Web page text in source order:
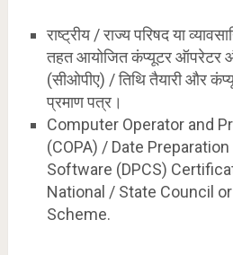
राष्ट्रीय / राज्य परिषद या
तहत आयोजित कंप्यूटर ऑपरेटर
(सीओपीए) / तिथि तैयारी और
प्रमाण पत्र।
Computer Operator and
(COPA) / Date
Software (DPCS)
National / State Council
Scheme.